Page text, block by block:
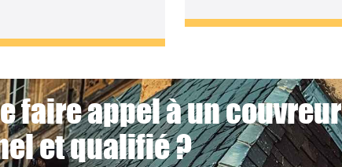
faire appel à un couvreur
et qualifié ?